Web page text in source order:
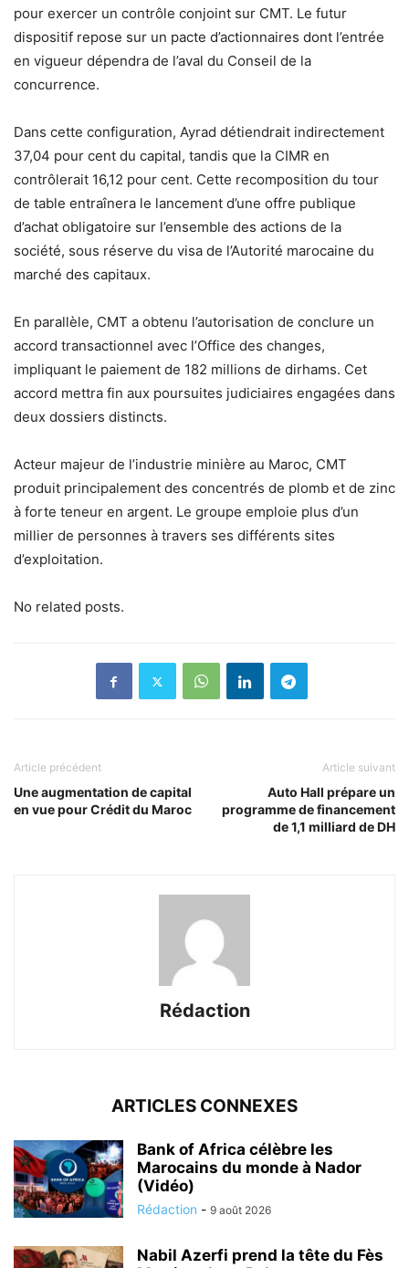
pour exercer un contrôle conjoint sur CMT. Le futur
dispositif repose sur un pacte d’actionnaires dont l’entrée
en vigueur dépendra de l’aval du Conseil de la
concurrence.
Dans cette configuration, Ayrad détiendrait indirectement
37,04 pour cent du capital, tandis que la CIMR en
contrôlerait 16,12 pour cent. Cette recomposition du tour
de table entraînera le lancement d’une offre publique
d’achat obligatoire sur l’ensemble des actions de la
société, sous réserve du visa de l’Autorité marocaine du
marché des capitaux.
En parallèle, CMT a obtenu l’autorisation de conclure un
accord transactionnel avec l’Office des changes,
impliquant le paiement de 182 millions de dirhams. Cet
accord mettra fin aux poursuites judiciaires engagées dans
deux dossiers distincts.
Acteur majeur de l’industrie minière au Maroc, CMT
produit principalement des concentrés de plomb et de zinc
à forte teneur en argent. Le groupe emploie plus d’un
millier de personnes à travers ses différents sites
d’exploitation.
No related posts.
Article précédent
Une augmentation de capital
en vue pour Crédit du Maroc
Article suivant
Auto Hall prépare un
programme de financement
de 1,1 milliard de DH
Rédaction
ARTICLES CONNEXES
Bank of Africa célèbre les
Marocains du monde à Nador
(Vidéo)
Rédaction - 9 août 2026
Nabil Azerfi prend la tête du Fès